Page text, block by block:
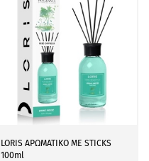
LORIS ΑΡΩΜΑΤΙΚΟ ΜΕ STICKS
100ml